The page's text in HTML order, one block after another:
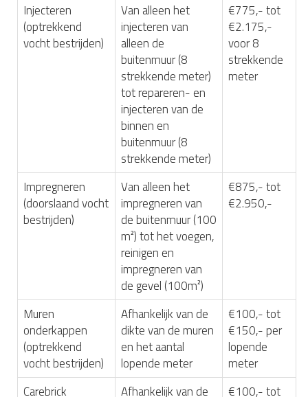
Injecteren
(optrekkend
vocht bestrijden)
Van alleen het
injecteren van
alleen de
buitenmuur (8
strekkende meter)
tot repareren- en
injecteren van de
binnen en
buitenmuur (8
strekkende meter)
€775,- tot
€2.175,-
voor 8
strekkende
meter
Impregneren
(doorslaand vocht
bestrijden)
Van alleen het
impregneren van
de buitenmuur (100
m²) tot het voegen,
reinigen en
impregneren van
de gevel (100m²)
€875,- tot
€2.950,-
Muren
onderkappen
(optrekkend
vocht bestrijden)
Afhankelijk van de
dikte van de muren
en het aantal
lopende meter
€100,- tot
€150,- per
lopende
meter
Carebrick
Afhankelijk van de €100,- tot